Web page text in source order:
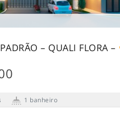
– QUALI FLORA –
1 banheiro